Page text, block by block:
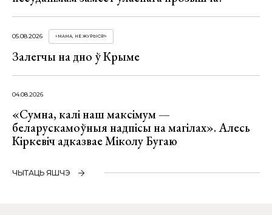
05.08.2026 «МАМА, НЕ ЖУРЫСЯ!»
Залегчы на дно ў Крыме
04.08.2026
«Сумна, калі наш максімум —
беларускамоўныя надпісы на магілах». Алесь
Кіркевіч адказвае Міколу Бугаю
ЧЫТАЦЬ ЯШЧЭ